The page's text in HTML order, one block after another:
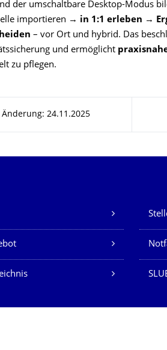
der umschaltbare Desktop-Modus
importieren → in 1:1 erleben →
– vor Ort und hybrid. Das
und ermöglicht
zu pflegen.
Änderung: 24.11.2025